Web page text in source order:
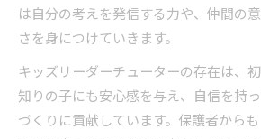
は自分の考えを発信する力や、仲間の
さを身につけていきます。
キッズリーダーチューターの存在は、
知りの子にも安心感を与え、自信を持
づくりに貢献しています。保護者から